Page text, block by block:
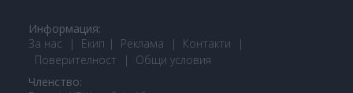
Информация:
За нас
Екип Реклама
Контакти
Поверителност
Общи условия
Членство: